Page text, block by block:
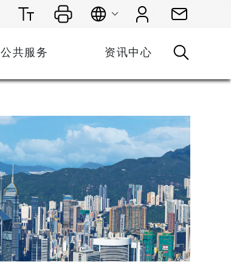
公共服务 资讯中心